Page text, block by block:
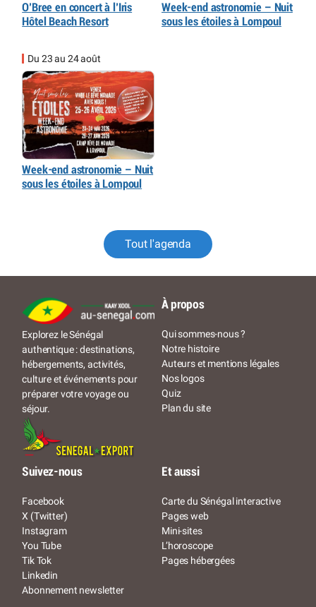
O’Bree en concert à l’Iris
Hôtel Beach Resort
Week-end astronomie – Nuit
sous les étoiles à Lompoul
Du 23 au 24 août
Week-end astronomie – Nuit
sous les étoiles à Lompoul
Tout l'agenda
Explorez le Sénégal
authentique : destinations,
hébergements, activités,
culture et événements pour
préparer votre voyage ou
séjour.
À propos
Qui sommes-nous ?
Notre histoire
Auteurs et mentions légales
Nos logos
Quiz
Plan du site
Suivez-nous
Facebook
X (Twitter)
Instagram
You Tube
Tik Tok
Linkedin
Abonnement newsletter
Et aussi
Carte du Sénégal interactive
Pages web
Mini-sites
L’horoscope
Pages hébergées